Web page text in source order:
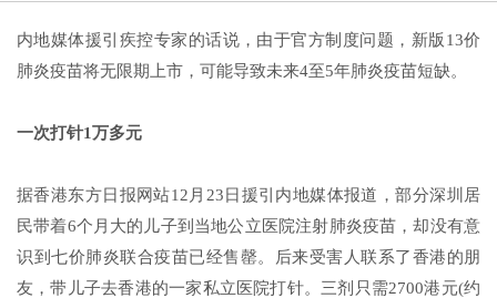
内地媒体援引疾控专家的话说，由于官方制度问题，新版13价
肺炎疫苗将无限期上市，可能导致未来4至5年肺炎疫苗短缺。
一次打针1万多元
据香港东方日报网站12月23日援引内地媒体报道，部分深圳居
民带着6个月大的儿子到当地公立医院注射肺炎疫苗，却没有意
识到七价肺炎联合疫苗已经售罄。后来受害人联系了香港的朋
友，带儿子去香港的一家私立医院打针。三剂只需2700港元(约